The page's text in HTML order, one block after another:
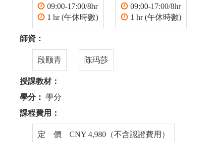
09:00-17:00/8hr
1 hr (午休時數)
09:00-17:00/8hr
1 hr (午休時數)
師資：
段颐青 陈玛莎
授課教材：
學分： 學分
課程費用：
定 價 CNY 4,980（不含認證費用）